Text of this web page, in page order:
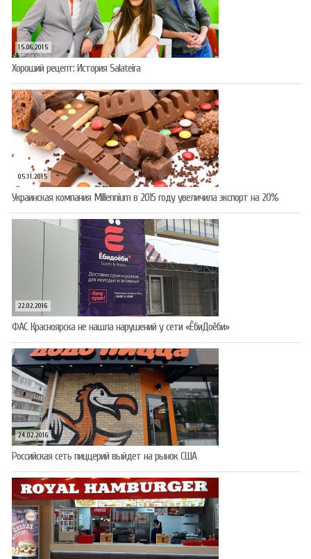
15.06.2015
Хороший рецепт: История Salateira
05.11.2015
Украинская компания Millennium в 2015 году увеличила экспорт на 20%
22.02.2016
ФАС Красноярска не нашла нарушений у сети «ЁбиДоёби»
24.02.2016
Российская сеть пиццерий выйдет на рынок США